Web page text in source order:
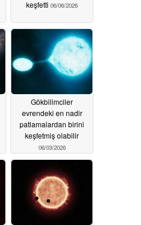
keşfetti 06/06/2026
Gökbilimciler
evrendeki en nadir
patlamalardan birini
keşfetmiş olabilir
06/03/2026